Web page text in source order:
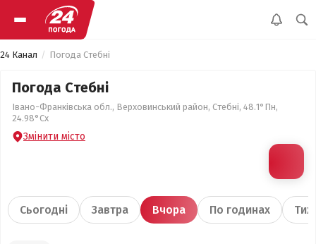
24 Канал Погода Стебні
Погода Стебні
Івано-Франківська обл., Верховинський район, Стебні, 48.1°Пн,
24.98°Сх
Змінити місто
Сьогодні Завтра Вчора По годинах